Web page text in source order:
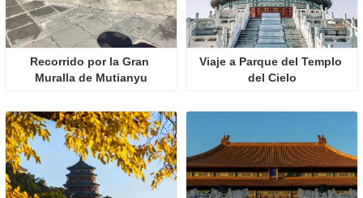
Recorrido por la Gran
Muralla de Mutianyu
Viaje a Parque del Templo
del Cielo